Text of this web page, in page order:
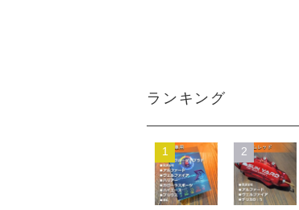
ランキング
1 2